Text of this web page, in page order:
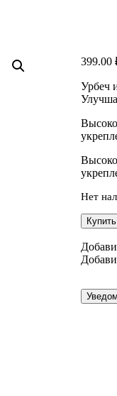
399.00
Урбеч
Нет